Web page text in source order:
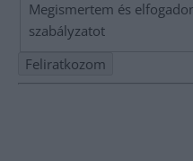
Megismertem és
szabályzatot